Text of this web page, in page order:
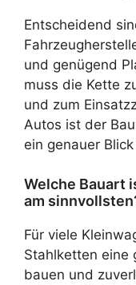
Entscheidend
und genügend
muss die Kette
und zum
Autos ist der
ein genauer
Welche Bauart
am
Für viele
Stahlketten eine
bauen und